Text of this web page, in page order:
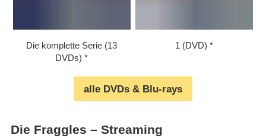
Die komplette Serie (13
DVDs)
1 (DVD)
alle DVDs & Blu-rays
Die Fraggles – Streaming